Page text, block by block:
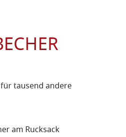
tausend andere
am Rucksack